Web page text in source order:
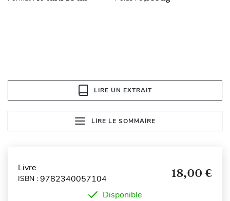
LIRE UN EXTRAIT
LIRE LE SOMMAIRE
Livre
ISBN : 9782340057104 18,00 €
Disponible